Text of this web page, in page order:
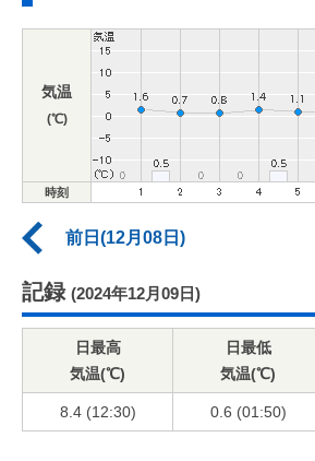
気温
(℃)
時刻
前日(12月08日)
記録 (2024年12月09日)
日最高
気温(℃)
日最低
気温(℃)
8.4 (12:30) 0.6 (01:50)